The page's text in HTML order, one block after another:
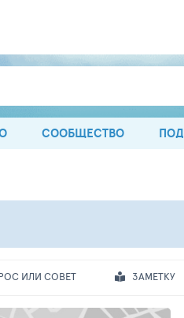
СООБЩЕСТВО
ИЛИ СОВЕТ ЗАМЕТКУ